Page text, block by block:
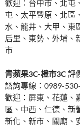
歡迎：台中市、北屯
屯、太平豐原、北區
水、龍井、大甲、東
后里、東勢、外埔、
市
青蘋果3C-橙市3C 評
諮詢專線：0989-
歡迎：屏東、花蓮、
區、中西、仁德、新
新化、新市、關廟、